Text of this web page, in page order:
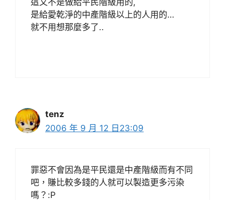
這又不是做給平民階級用的,
是給愛乾淨的中產階級以上的人用的…
就不用想那麼多了..
tenz
2006 年 9 月 12 日23:09
罪惡不會因為是平民還是中產階級而有不同
吧，賺比較多錢的人就可以製造更多污染
嗎？:P